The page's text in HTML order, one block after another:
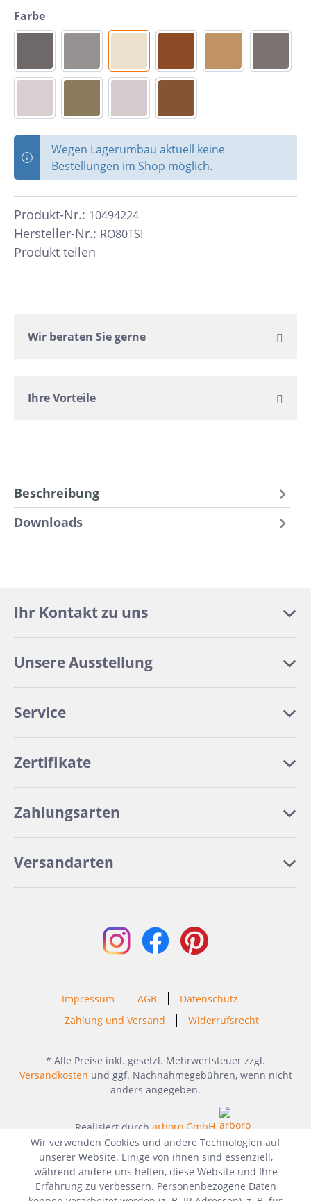
Farbe
Wegen Lagerumbau aktuell keine
Bestellungen im Shop möglich.
Hersteller-Nr.: RO80TSI
Produkt-Nr.: 10494224
Produkt teilen
Wir beraten Sie gerne
Ihre Vorteile
Beschreibung
Downloads
Ihr Kontakt zu uns
Unsere Ausstellung
Service
Zertifikate
Zahlungsarten
Versandarten
Impressum AGB
Datenschutz
Zahlung und Versand
Widerrufsrecht
* Alle Preise inkl. gesetzl. Mehrwertsteuer zzgl.
Versandkosten und ggf. Nachnahmegebühren, wenn nicht
anders angegeben.
Realisiert durcharboro GmbH
Wir verwenden Cookies und andere Technologien auf
unserer Website. Einige von ihnen sind essenziell,
während andere uns helfen, diese Website und Ihre
Erfahrung zu verbessern. Personenbezogene Daten